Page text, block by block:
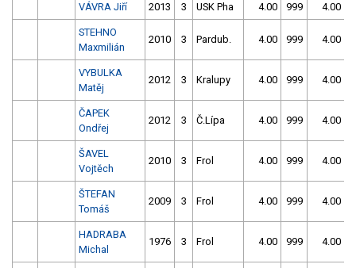
VÁVRA Jiří 2013 3 USK Pha 4.00 999 4.00
STEHNO
Maxmilián
2010 3 Pardub. 4.00 999 4.00
VYBULKA
Matěj
2012 3 Kralupy 4.00 999 4.00
ČAPEK
Ondřej
2012 3 Č.Lípa 4.00 999 4.00
ŠAVEL
Vojtěch
2010 3 Frol 4.00 999 4.00
ŠTEFAN
Tomáš
2009 3 Frol 4.00 999 4.00
HADRABA
Michal
1976 3 Frol 4.00 999 4.00